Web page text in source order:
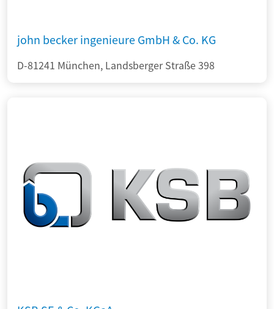
john becker ingenieure GmbH & Co. KG
D-81241 München, Landsberger Straße 398